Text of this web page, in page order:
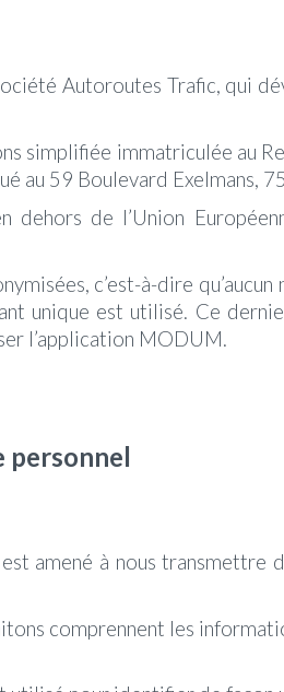
Autoroutes Trafic, qui
simplifiée immatriculée au
au 59 Boulevard Exelmans,
dehors de l’Union
c’est-à-dire
unique est utilisé. Ce
l’application MODUM.
personnel
amené à nous
comprennent les